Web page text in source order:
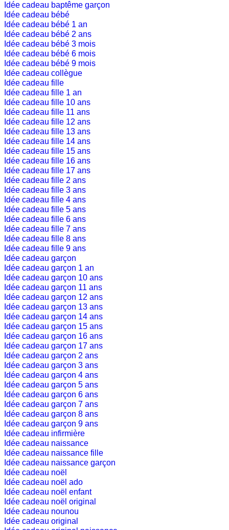
Idée cadeau baptême garçon
Idée cadeau bébé
Idée cadeau bébé 1 an
Idée cadeau bébé 2 ans
Idée cadeau bébé 3 mois
Idée cadeau bébé 6 mois
Idée cadeau bébé 9 mois
Idée cadeau collègue
Idée cadeau fille
Idée cadeau fille 1 an
Idée cadeau fille 10 ans
Idée cadeau fille 11 ans
Idée cadeau fille 12 ans
Idée cadeau fille 13 ans
Idée cadeau fille 14 ans
Idée cadeau fille 15 ans
Idée cadeau fille 16 ans
Idée cadeau fille 17 ans
Idée cadeau fille 2 ans
Idée cadeau fille 3 ans
Idée cadeau fille 4 ans
Idée cadeau fille 5 ans
Idée cadeau fille 6 ans
Idée cadeau fille 7 ans
Idée cadeau fille 8 ans
Idée cadeau fille 9 ans
Idée cadeau garçon
Idée cadeau garçon 1 an
Idée cadeau garçon 10 ans
Idée cadeau garçon 11 ans
Idée cadeau garçon 12 ans
Idée cadeau garçon 13 ans
Idée cadeau garçon 14 ans
Idée cadeau garçon 15 ans
Idée cadeau garçon 16 ans
Idée cadeau garçon 17 ans
Idée cadeau garçon 2 ans
Idée cadeau garçon 3 ans
Idée cadeau garçon 4 ans
Idée cadeau garçon 5 ans
Idée cadeau garçon 6 ans
Idée cadeau garçon 7 ans
Idée cadeau garçon 8 ans
Idée cadeau garçon 9 ans
Idée cadeau infirmière
Idée cadeau naissance
Idée cadeau naissance fille
Idée cadeau naissance garçon
Idée cadeau noël
Idée cadeau noël ado
Idée cadeau noël enfant
Idée cadeau noël original
Idée cadeau nounou
Idée cadeau original